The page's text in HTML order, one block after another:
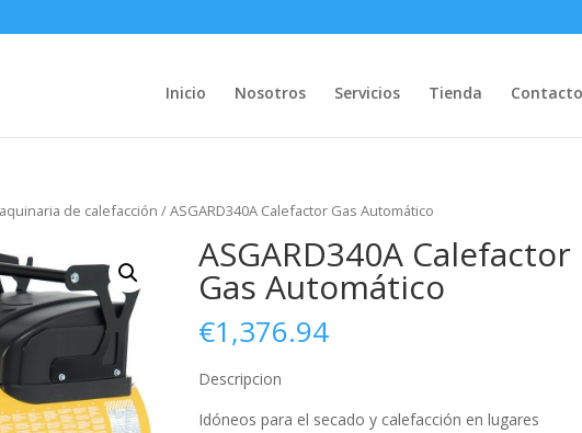
Inicio Nosotros Servicios Tienda Contacto
de calefacción / ASGARD340A Calefactor Gas Automático
ASGARD340A Calefactor
Gas Automático
€1,376.94
Descripcion
Idóneos para el secado y calefacción en lugares